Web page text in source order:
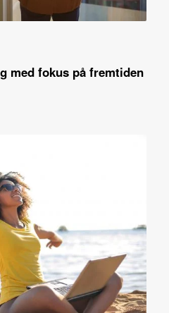
med fokus på fremtiden